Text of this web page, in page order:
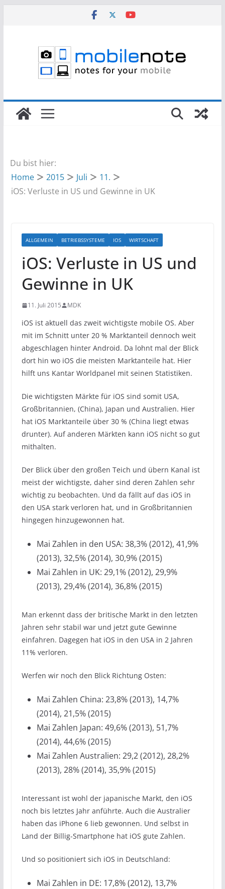
Du bist hier:
Home
2015 Juli
11.
iOS: Verluste in US und Gewinne in UK
ALLGEMEIN BETRIEBSSYSTEME IOS WIRTSCHAFT
iOS: Verluste in US und
Gewinne in UK
11. Juli 2015 MDK
iOS ist aktuell das zweit wichtigste mobile OS. Aber
mit im Schnitt unter 20 % Marktanteil dennoch weit
abgeschlagen hinter Android. Da lohnt mal der Blick
dort hin wo iOS die meisten Marktanteile hat. Hier
hilft uns Kantar Worldpanel mit seinen Statistiken.
Die wichtigsten Märkte für iOS sind somit USA,
Großbritannien, (China), Japan und Australien. Hier
hat iOS Marktanteile über 30 % (China liegt etwas
drunter). Auf anderen Märkten kann iOS nicht so gut
mithalten.
Der Blick über den großen Teich und übern Kanal ist
meist der wichtigste, daher sind deren Zahlen sehr
wichtig zu beobachten. Und da fällt auf das iOS in
den USA stark verloren hat, und in Großbritannien
hingegen hinzugewonnen hat.
Mai Zahlen in den USA: 38,3% (2012), 41,9%
(2013), 32,5% (2014), 30,9% (2015)
Mai Zahlen in UK: 29,1% (2012), 29,9%
(2013), 29,4% (2014), 36,8% (2015)
Man erkennt dass der britische Markt in den letzten
Jahren sehr stabil war und jetzt gute Gewinne
einfahren. Dagegen hat iOS in den USA in 2 Jahren
11% verloren.
Werfen wir noch den Blick Richtung Osten:
Mai Zahlen China: 23,8% (2013), 14,7%
(2014), 21,5% (2015)
Mai Zahlen Japan: 49,6% (2013), 51,7%
(2014), 44,6% (2015)
Mai Zahlen Australien: 29,2 (2012), 28,2%
(2013), 28% (2014), 35,9% (2015)
Interessant ist wohl der japanische Markt, den iOS
noch bis letztes Jahr anführte. Auch die Australier
haben das iPhone 6 lieb gewonnen. Und selbst in
Land der Billig-Smartphone hat iOS gute Zahlen.
Und so positioniert sich iOS in Deutschland:
Mai Zahlen in DE: 17,8% (2012), 13,7%